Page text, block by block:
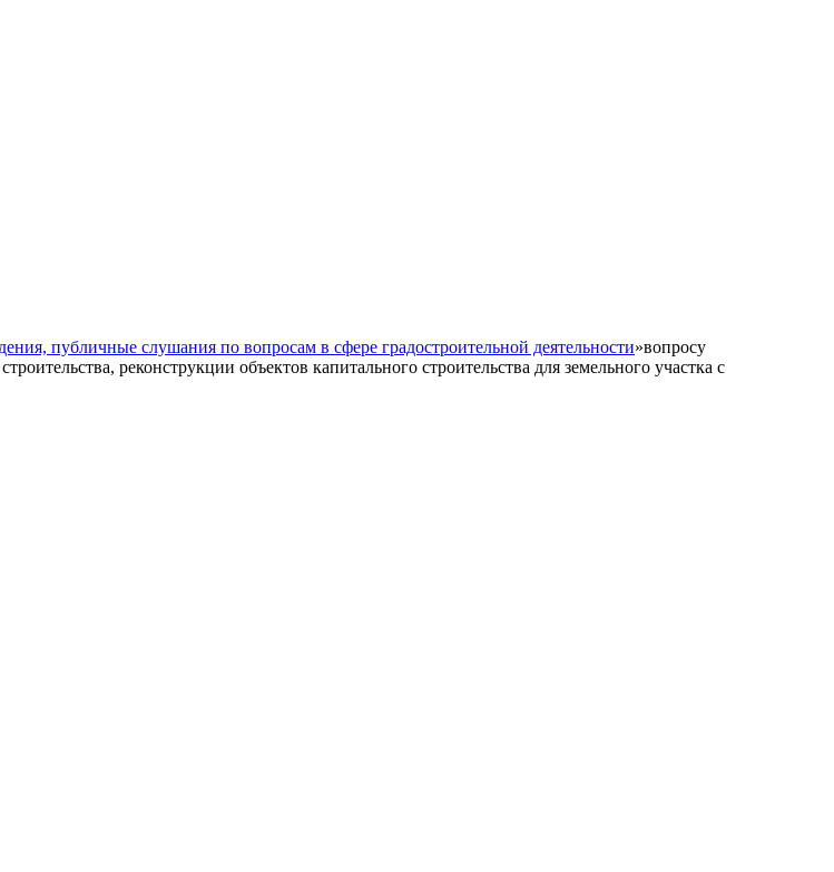
публичные слушания по вопросам в сфере градостроительной деятельности»вопросу
реконструкции объектов капитального строительства для земельного участка с